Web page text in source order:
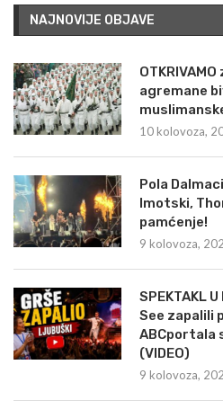
NAJNOVIJE OBJAVE
agremane
10 kolovoza,
Pola
Imotski,
pamćenje!
9 kolovoza,
SPEKTAKL
See zapalili
ABCportala
(VIDEO)
9 kolovoza,